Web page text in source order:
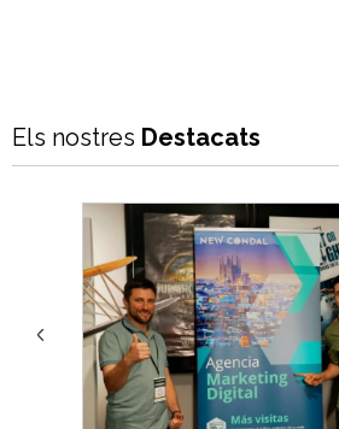
Els nostres Destacats